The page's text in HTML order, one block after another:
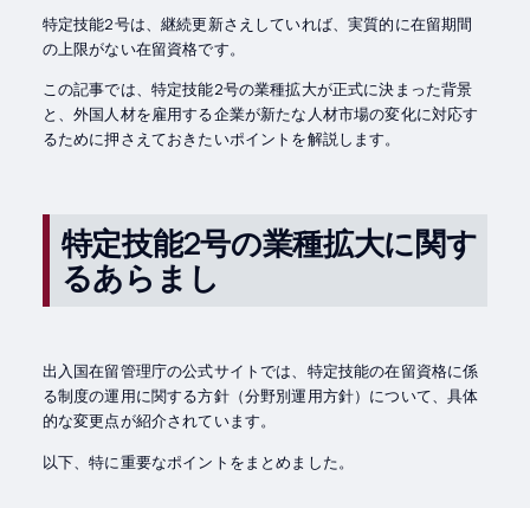
特定技能2号は、継続更新さえしていれば、実質的に在留期間
の上限がない在留資格です。
この記事では、特定技能2号の業種拡大が正式に決まった背景
と、外国人材を雇用する企業が新たな人材市場の変化に対応す
るために押さえておきたいポイントを解説します。
特定技能2号の業種拡大に関す
るあらまし
出入国在留管理庁の公式サイトでは、特定技能の在留資格に係
る制度の運用に関する方針（分野別運用方針）について、具体
的な変更点が紹介されています。
以下、特に重要なポイントをまとめました。